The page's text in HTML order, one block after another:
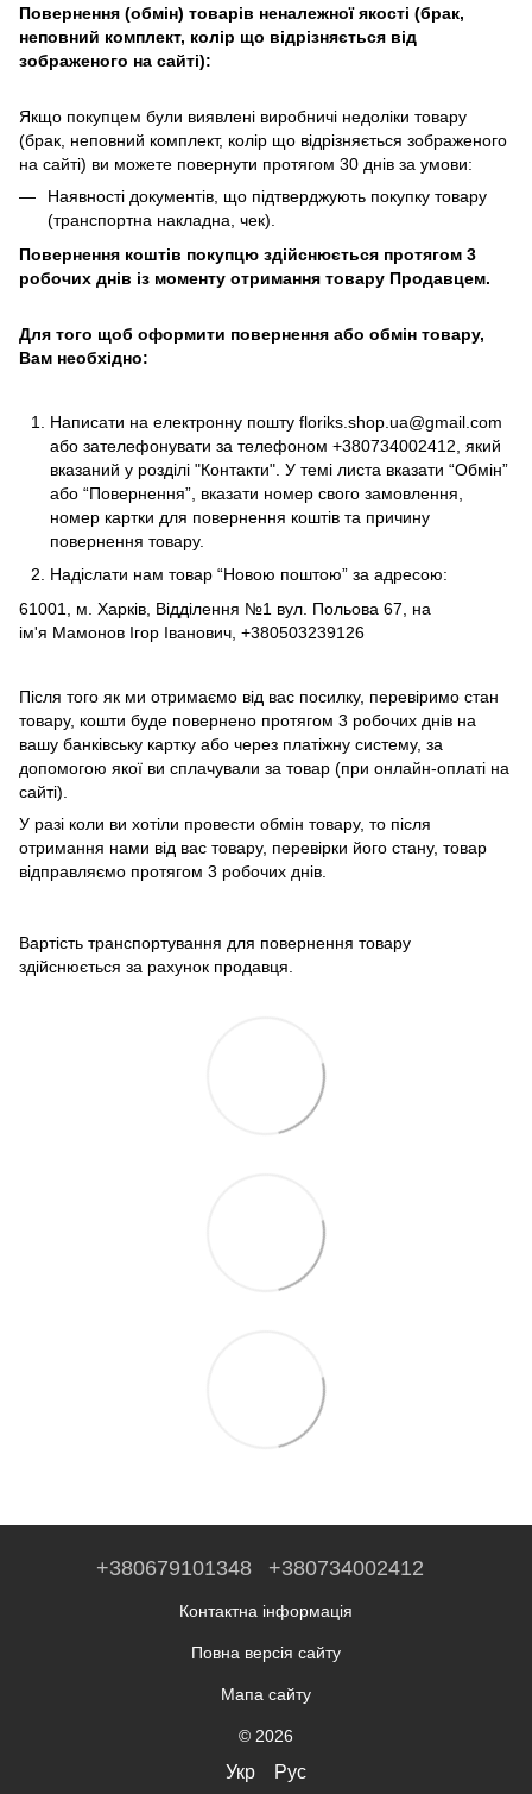
Повернення (обмін) товарів неналежної якості (брак,
неповний комплект, колір що відрізняється від
зображеного на сайті):
Якщо покупцем були виявлені виробничі недоліки товару
(брак, неповний комплект, колір що відрізняється зображеного
на сайті) ви можете повернути протягом 30 днів за умови:
Наявності документів, що підтверджують покупку товару
(транспортна накладна, чек).
Повернення коштів покупцю здійснюється протягом 3
робочих днів із моменту отримання товару Продавцем.
Для того щоб оформити повернення або обмін товару,
Вам необхідно:
Написати на електронну пошту floriks.shop.ua@gmail.com
або зателефонувати за телефоном +380734002412 , який
вказаний у розділі "Контакти" . У темі листа вказати “Обмін”
або “Повернення”, вказати номер свого замовлення,
номер картки для повернення коштів та причину
повернення товару.
Надіслати нам товар “Новою поштою” за адресою:
61001, м. Харків, Відділення №1 вул. Польова 67, на
ім'я Мамонов Ігор Іванович, +380503239126
Після того як ми отримаємо від вас посилку, перевіримо стан
товару, кошти буде повернено протягом 3 робочих днів на
вашу банківську картку або через платіжну систему, за
допомогою якої ви сплачували за товар (при онлайн-оплаті на
сайті).
У разі коли ви хотіли провести обмін товару, то після
отримання нами від вас товару, перевірки його стану, товар
відправляємо протягом 3 робочих днів.
Вартість транспортування для повернення товару
здійснюється за рахунок продавця.
+380679101348 +380734002412
Контактна інформація
Повна версія сайту
Мапа сайту
© 2026
Укр Рус